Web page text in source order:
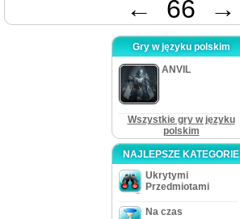
← 66 →
Gry w języku polskim
ANVIL
Wszystkie gry w języku
polskim
NAJLEPSZE KATEGORIE
Ukrytymi
Przedmiotami
Na czas